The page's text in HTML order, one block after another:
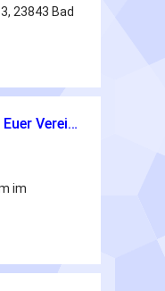
23843 Bad
Eure Stimme, Euer Verein! – Einladung zur Jugendversammlung 2026 💙🤍
im